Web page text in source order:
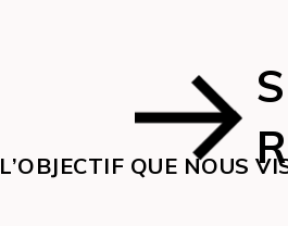
L’OBJECTIF QUE NOUS